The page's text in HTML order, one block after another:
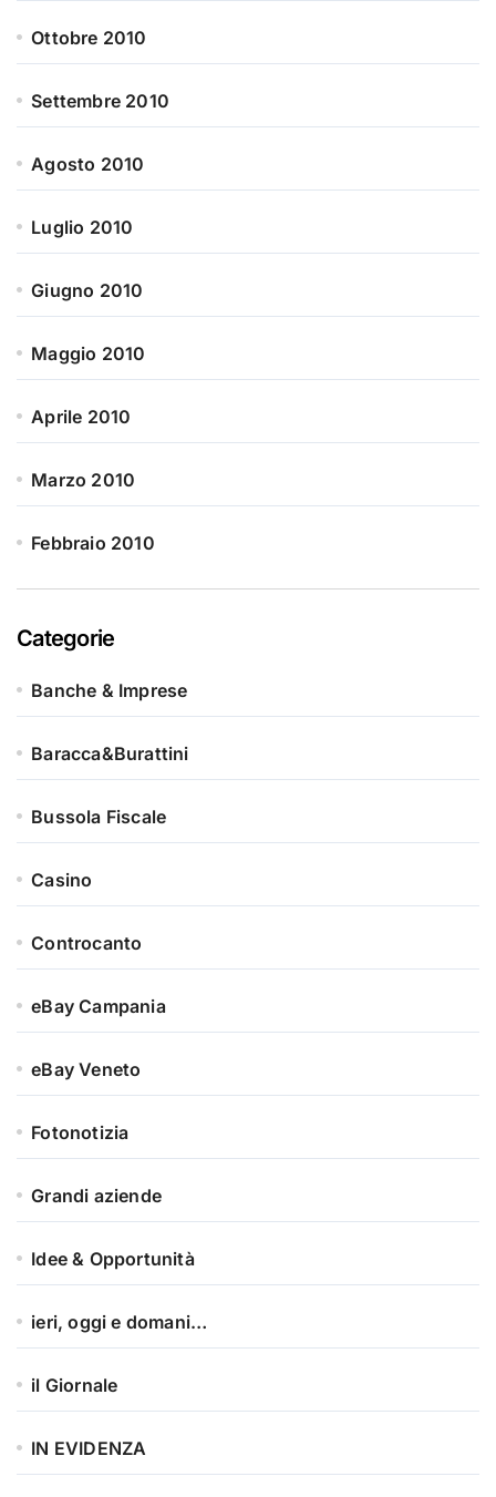
Ottobre 2010
Settembre 2010
Agosto 2010
Luglio 2010
Giugno 2010
Maggio 2010
Aprile 2010
Marzo 2010
Febbraio 2010
Categorie
Banche & Imprese
Baracca&Burattini
Bussola Fiscale
Casino
Controcanto
eBay Campania
eBay Veneto
Fotonotizia
Grandi aziende
Idee & Opportunità
ieri, oggi e domani…
il Giornale
IN EVIDENZA